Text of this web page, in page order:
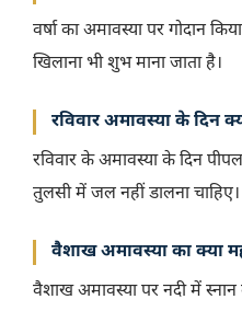
वर्षा का अमावस्या पर गोदान
खिलाना भी शुभ माना जाता है।
रविवार अमावस्या के दिन
रविवार के अमावस्या के दिन
तुलसी में जल नहीं डालना चाहिए।
वैशाख अमावस्या का क्या
वैशाख अमावस्या पर नदी में